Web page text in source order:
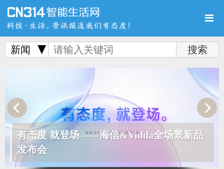
评测
导购 新闻 视频
新闻
有态度 就登场——海信&Vidda全场景新品
发布会